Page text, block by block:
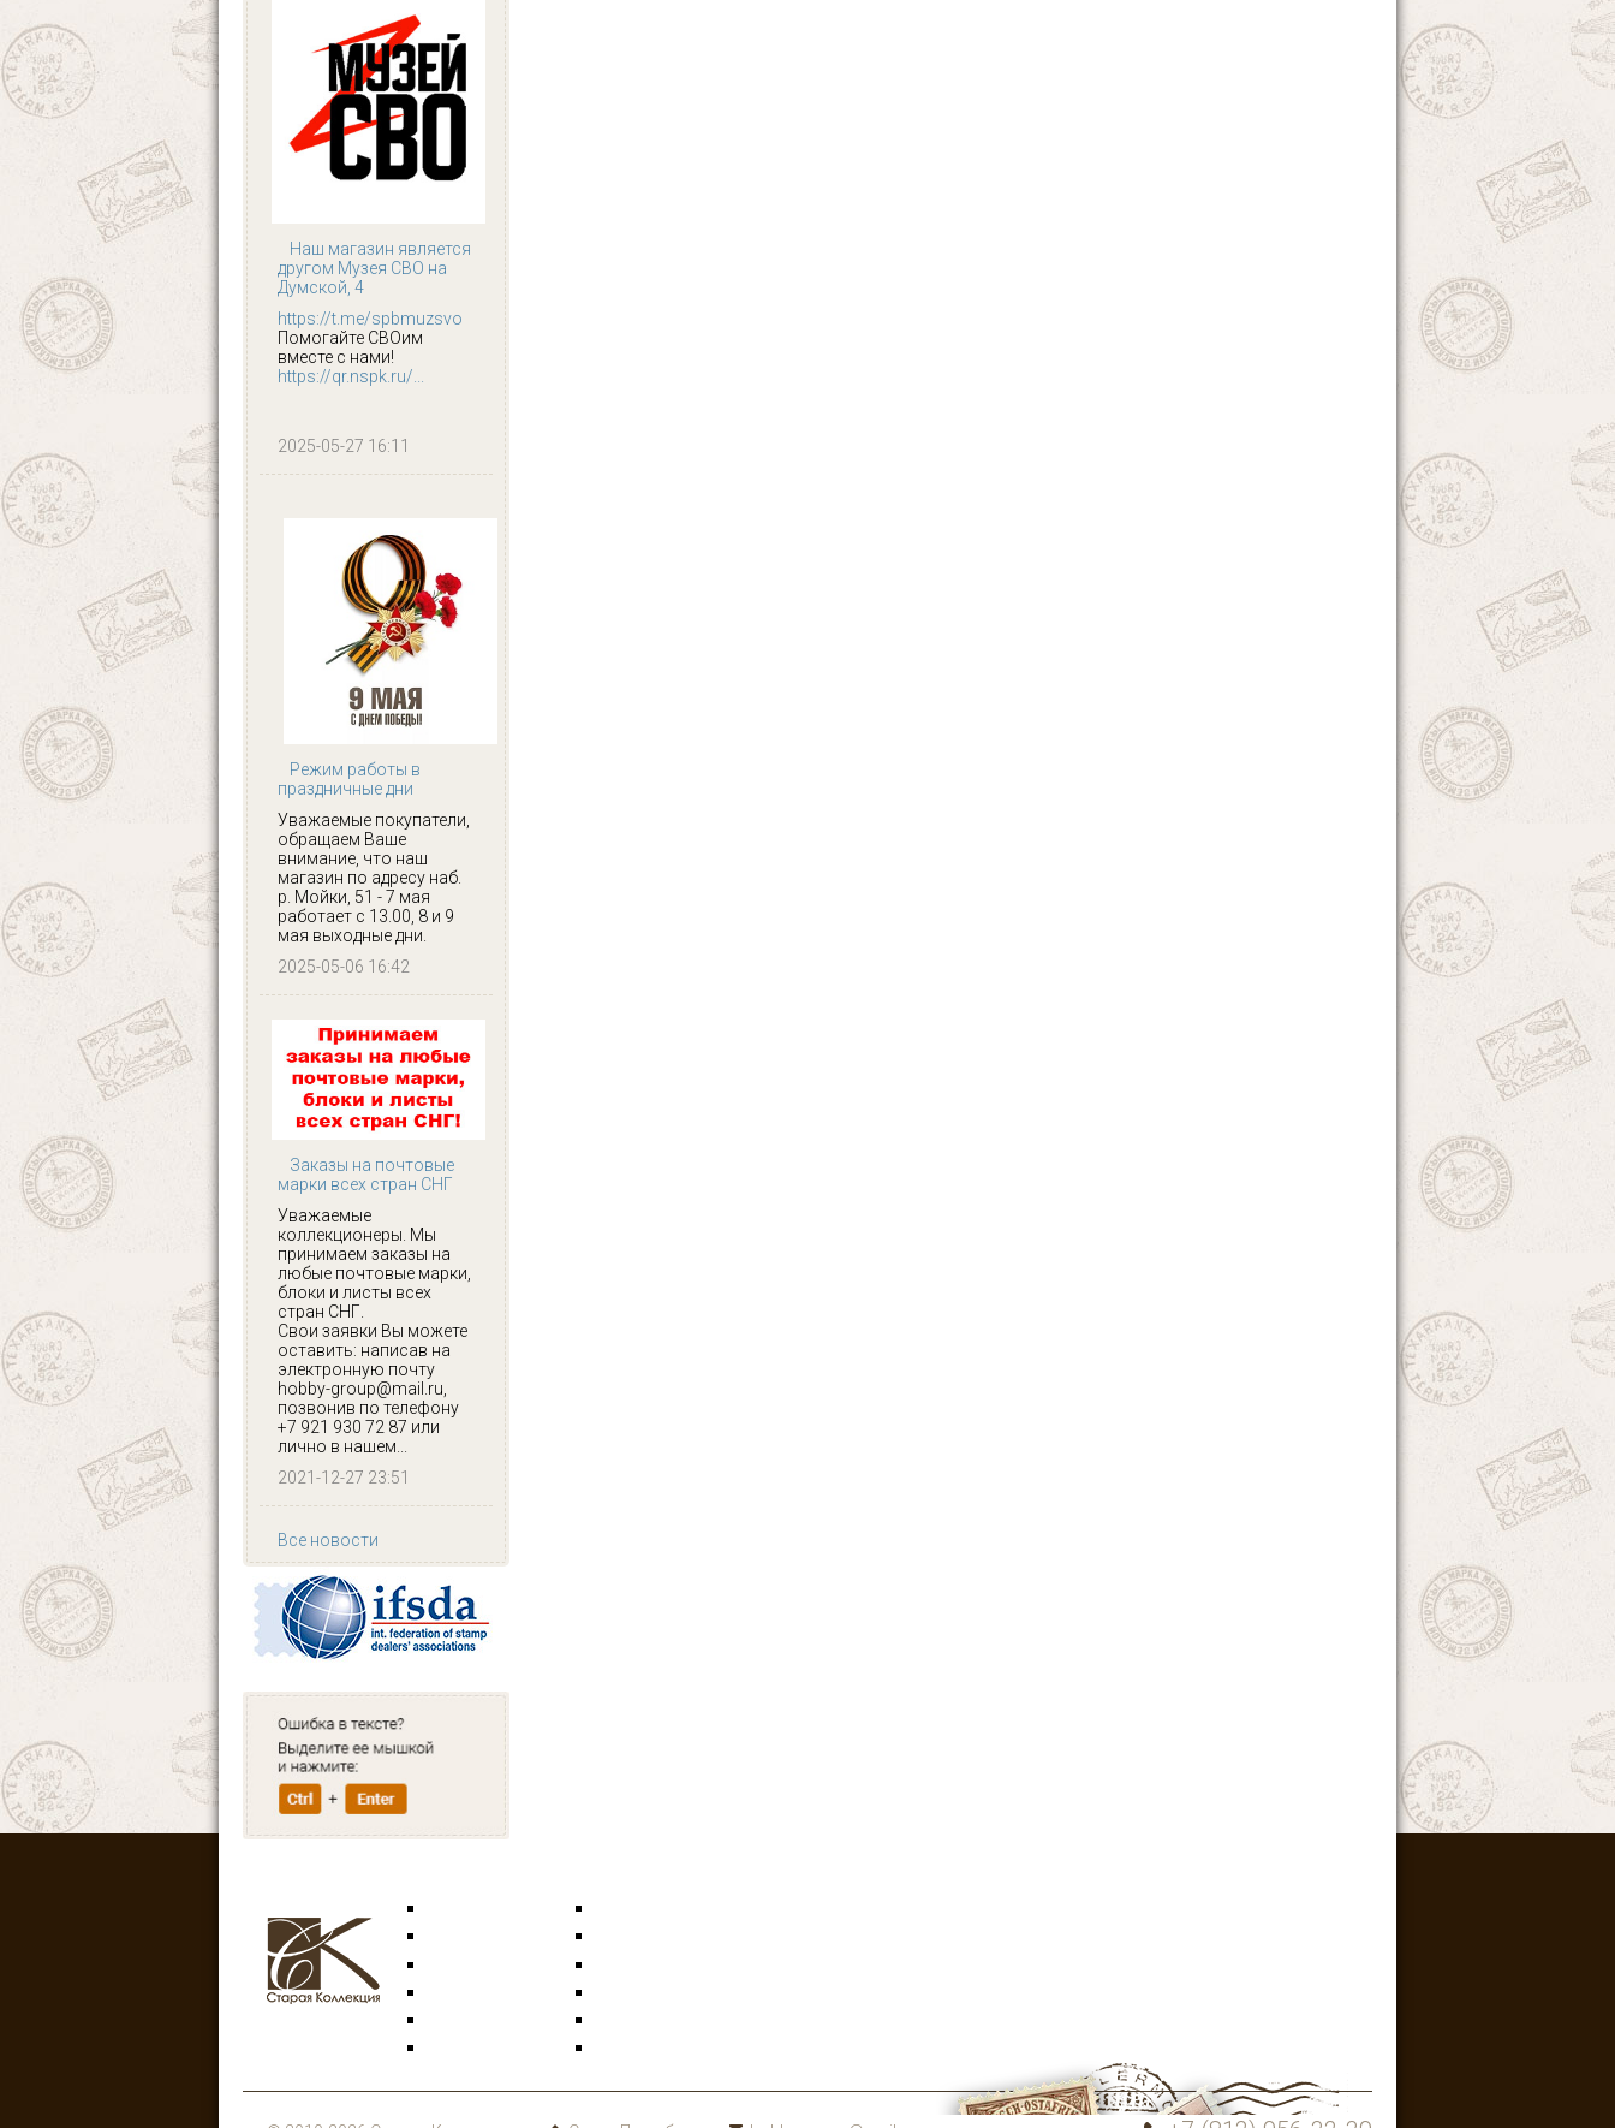
Наш магазин является
другом Музея СВО на
Думской, 4
https://t.me/spbmuzsvo
Помогайте СВОим
вместе с нами!
https://qr.nspk.ru/...
2025-05-27 16:11
Режим работы в
праздничные дни
Уважаемые покупатели,
обращаем Ваше
внимание, что наш
магазин по адресу наб.
р. Мойки, 51 - 7 мая
работает с 13.00, 8 и 9
мая выходные дни.
2025-05-06 16:42
Заказы на почтовые
марки всех стран СНГ
Уважаемые
коллекционеры. Мы
принимаем заказы на
любые почтовые марки,
блоки и листы всех
стран СНГ.
Свои заявки Вы можете
оставить: написав на
электронную почту
hobby-group@mail.ru,
позвонив по телефону
+7 921 930 72 87 или
лично в нашем...
2021-12-27 23:51
Все новости